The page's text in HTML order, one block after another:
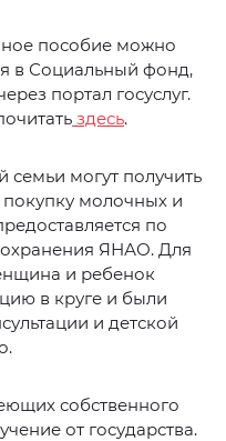
пособие можно
в Социальный фонд,
портал госуслуг.
здесь.
могут получить
молочных и
по
ЯНАО. Для
и ребенок
в круге и были
и детской
собственного
от государства.